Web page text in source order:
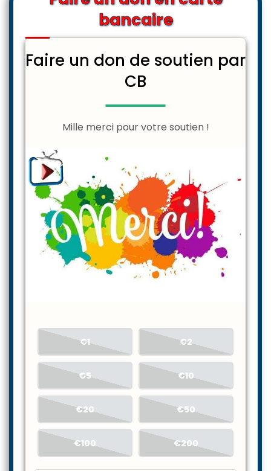
bancaire
Faire un don de soutien par
CB
Mille merci pour votre soutien !
€1 €2
€5 €10
€20 €50
€100 €200